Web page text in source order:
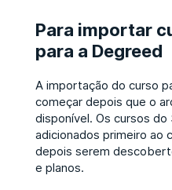
Para importar
para a Degreed
A importação do curso
começar depois que o
disponível. Os cursos do
adicionados primeiro ao
depois serem
e planos.